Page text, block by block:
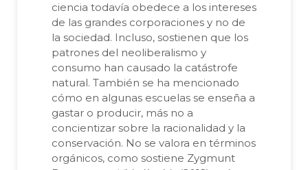
ciencia todavía obedece a los intereses
de las grandes corporaciones y no de
la sociedad. Incluso, sostienen que los
patrones del neoliberalismo y
consumo han causado la catástrofe
natural. También se ha mencionado
cómo en algunas escuelas se enseña a
gastar o producir, más no a
concientizar sobre la racionalidad y la
conservación. No se valora en términos
orgánicos, como sostiene Zygmunt